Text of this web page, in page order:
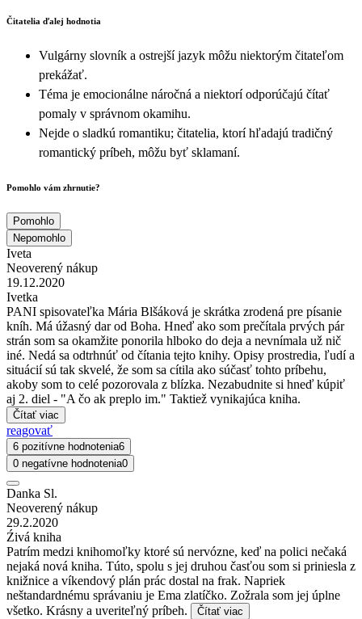
Čitatelia ďalej hodnotia
Vulgárny slovník a ostrejší jazyk môžu niektorým čitateľom
prekážať.
Téma je emocionálne náročná a niektorí odporúčajú čítať
pomaly v správnom okamihu.
Nejde o sladkú romantiku; čitatelia, ktorí hľadajú tradičný
romantický príbeh, môžu byť sklamaní.
Pomohlo vám zhrnutie?
Pomohlo
Nepomohlo
Iveta
Neoverený nákup
19.12.2020
Ivetka
PANI spisovateľka Mária Blšáková je skrátka zrodená pre písanie
kníh. Má úžasný dar od Boha. Hneď ako som prečítala prvých pár
strán som sa okamžite ponorila hlboko do deja a nevnímala už nič
iné. Nedá sa odtrhnúť od čítania tejto knihy. Opisy prostredia, ľudí a
situácií sú tak skvelé, že som sa cítila ako súčasť tohto príbehu,
akoby som to celé pozorovala z blízka. Nezabudnite si hneď kúpiť
aj 2. diel - "A čo ak preplo im." Taktiež vynikajúca kniha.
Čítať viac
reagovať
6 pozitívne hodnotenia6
0 negatívne hodnotenia0
Danka Sl.
Neoverený nákup
29.2.2020
Źivá kniha
Patrím medzi knihomoľky ktoré sú nervózne, keď na polici nečaká
nejaká nová kniha. Túto, spolu s jej druhou časťou som si priniesla z
knižnice a víkendový plán prác dostal na frak. Napriek
neštandardnému správaniu je Ema zlatíčko. Zožrala som jej úplne
všetko. Krásny a uveriteľný príbeh.
Čítať viac